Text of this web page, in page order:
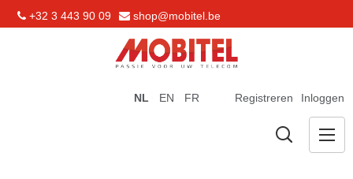
+32 3 443 90 09 shop@mobitel.be
Registreren Inloggen
NL EN FR